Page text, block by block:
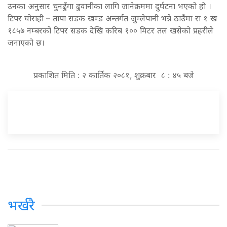
उनका अनुसार चुनढुँगा ढुवानीका लागि जानेक्रममा दुर्घटना भएको हाे ।
टिपर घोराही – तापा सडक खण्ड अन्तर्गत जुम्लेपानी भन्ने ठाउँमा रा १ ख
१८५७ नम्बरको टिपर सडक देखि करिब १०० मिटर तल खसेको प्रहरीले
जनाएको छ।
प्रकाशित मिति : २ कार्तिक २०८१, शुक्रबार ८ : ४५ बजे
भर्खरै